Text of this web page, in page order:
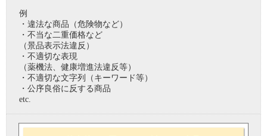
例
・違法な商品（危険物など）
・不当な二重価格など
（景品表示法違反）
・不適切な表現
（薬機法、健康増進法違反等）
・不適切な文字列（キーワード等）
・公序良俗に反する商品
etc.